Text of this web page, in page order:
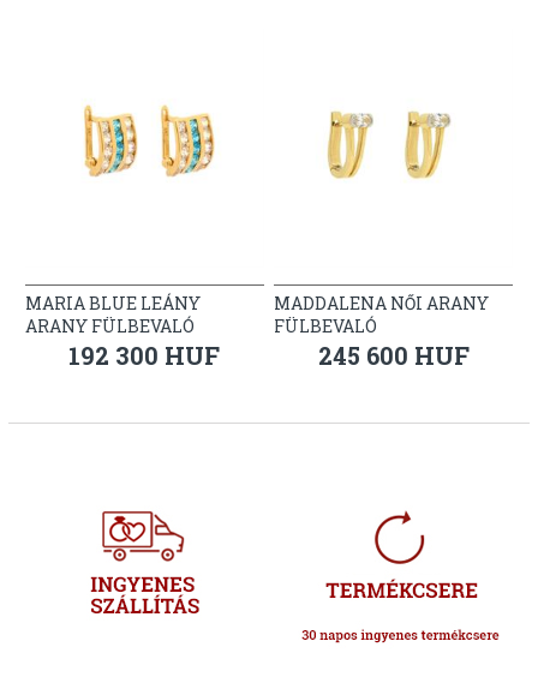
MARIA BLUE LEÁNY
ARANY FÜLBEVALÓ
192 300 HUF
MADDALENA NŐI ARANY
FÜLBEVALÓ
245 600 HUF